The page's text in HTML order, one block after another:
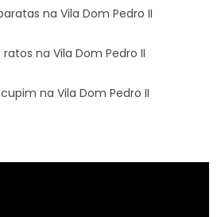
na Vila Dom Pedro II
na Vila Dom Pedro II
na Vila Dom Pedro II